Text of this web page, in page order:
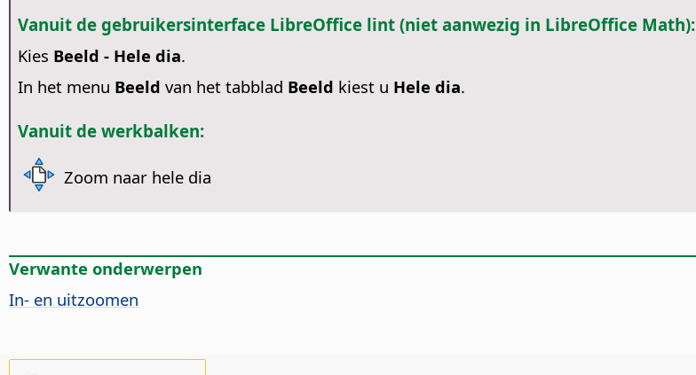
Vanuit de gebruikersinterface LibreOffice lint (niet aanwezig in LibreOffice Math):
Kies Beeld - Hele dia.
In het menu Beeld van het tabblad Beeld kiest u Hele dia.
Vanuit de werkbalken:
Zoom naar hele dia
Verwante onderwerpen
In- en uitzoomen